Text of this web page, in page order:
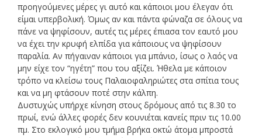
προηγούμενες μέρες γι αυτό και κάποιοι μου έλεγαν ότι
είμαι υπερβολική. Όμως αν και πάντα φώναζα σε όλους να
πάνε να ψηφίσουν, αυτές τις μέρες έπιασα τον εαυτό μου
να έχει την κρυφή ελπίδα για κάποιους να ψηφίσουν
παραλία. Αν πήγαιναν κάποιοι για μπάνιο, ίσως ο λαός να
μην είχε τον “ηγέτη” που του αξίζει. Ήθελα με κάποιον
τρόπο να κλείσω τους Παλαιοφαληριώτες στα σπίτια τους
και να μη φτάσουν ποτέ στην κάλπη.
Δυστυχώς υπήρχε κίνηση στους δρόμους από τις 8.30 το
πρωί, ενώ άλλες φορές δεν κουνιέται κανείς πριν τις 10.00
πμ. Στο εκλογικό μου τμήμα βρήκα οκτώ άτομα μπροστά